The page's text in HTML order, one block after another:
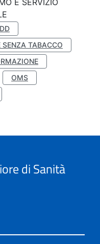
E SERVIZIO
TABACCO
OMS
di Sanità